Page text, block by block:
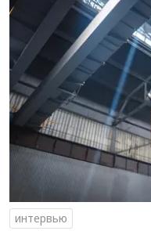
интервью